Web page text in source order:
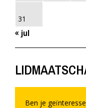
31
« jul
Ben je